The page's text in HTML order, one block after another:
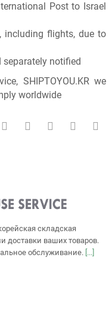
Post to Israel
including flights, due to
notified
SHIPTOYOU.KR we
worldwide
складская
доставки ваших товаров.
обслуживание. [...]